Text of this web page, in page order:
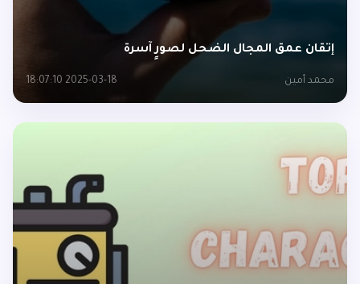
إتقان عمق المجال الضحل لصورٍ آسرة
محمد أمين 2025-03-18 18:07:10